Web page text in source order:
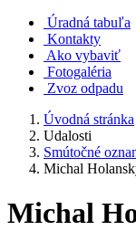
Úradná tabuľa
Kontakty
Ako vybaviť
Fotogaléria
Zvoz odpadu
Úvodná stránka
Udalosti
Smútočné
Michal
Michal